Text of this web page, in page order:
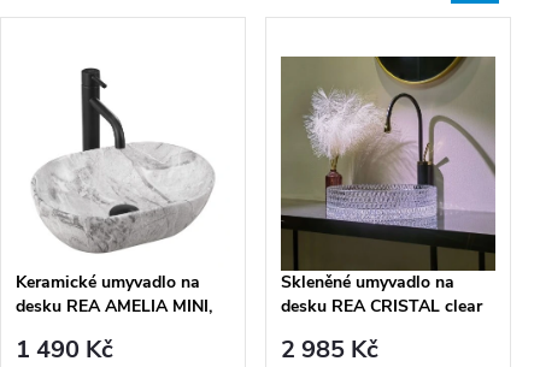
Keramické umyvadlo na
desku REA AMELIA MINI,
1 490 Kč
Skleněné umyvadlo na
desku REA CRISTAL clear
2 985 Kč